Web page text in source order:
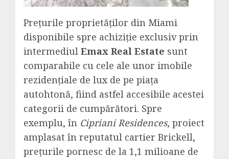
Prețurile proprietăților din Miami
disponibile spre achiziție exclusiv prin
intermediul Emax Real Estate sunt
comparabile cu cele ale unor imobile
rezidențiale de lux de pe piața
autohtonă, fiind astfel accesibile acestei
categorii de cumpărători. Spre
exemplu, în Cipriani Residences, proiect
amplasat în reputatul cartier Brickell,
prețurile pornesc de la 1,1 milioane de